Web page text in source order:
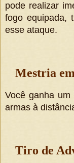
pode realizar
fogo equipada,
esse ataque.
Mestria
Você ganha
armas à
Tiro de